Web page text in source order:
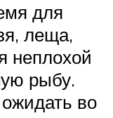
для
леща,
неплохой
рыбу.
во